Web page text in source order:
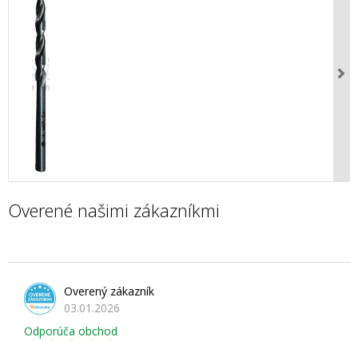
Overené našimi zákazníkmi
Overený zákazník
03.01.2026
Odporúča obchod